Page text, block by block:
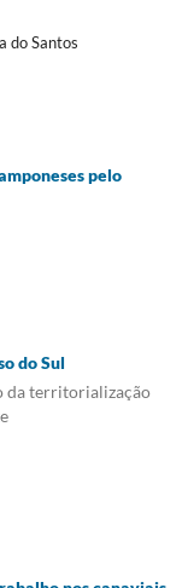
do Santos
pelo
do Sul
da territorialização